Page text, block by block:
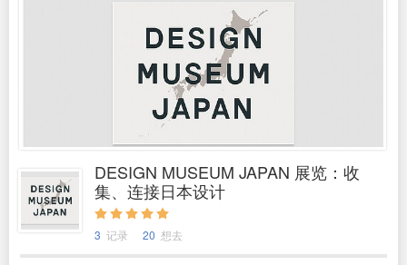
DESIGN MUSEUM JAPAN 展览：收
集、连接日本设计
3 记录 20 想去